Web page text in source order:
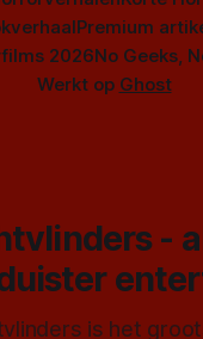
Premium
2026No Geeks,
Werkt op Ghost
-
is het